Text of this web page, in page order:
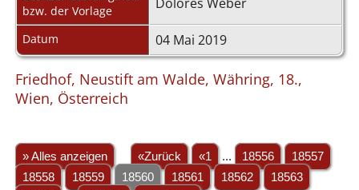
bzw. der Vorlage
Datum 04 Mai 2019
Friedhof, Neustift am Walde, Währing, 18.,
Wien, Österreich
» Alles anzeigen «Zurück «1 ... 18556
18557
18558
18559 18560 18561 18562
18563